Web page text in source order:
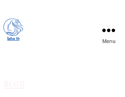
Menu